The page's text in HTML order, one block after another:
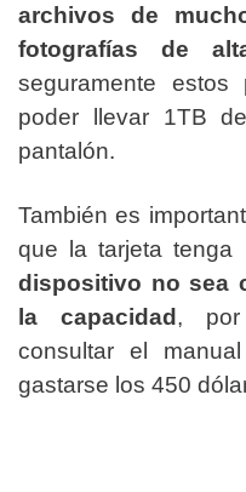
archivos de
fotografías de
seguramente estos
poder llevar 1TB
pantalón.
También es
que la tarjeta tenga
dispositivo no sea
la capacidad , por
consultar el
gastarse los 450